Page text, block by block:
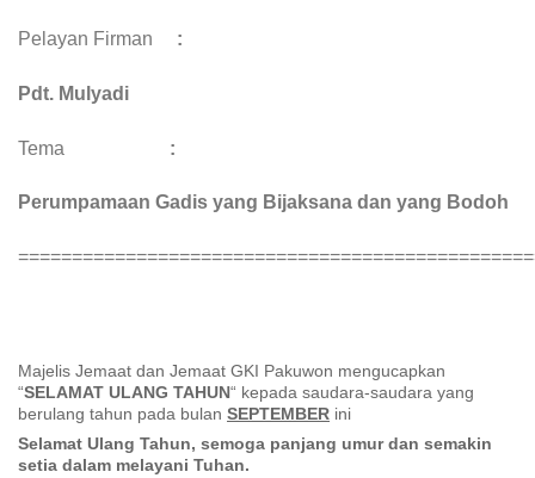
Pelayan Firman :
Pdt. Mulyadi
Tema :
Perumpamaan Gadis yang Bijaksana dan yang Bodoh
Majelis Jemaat dan Jemaat GKI Pakuwon mengucapkan
“SELAMAT ULANG TAHUN“ kepada saudara-saudara yang
berulang tahun pada bulan SEPTEMBER ini
Selamat Ulang Tahun, semoga panjang umur dan semakin
setia dalam melayani Tuhan.